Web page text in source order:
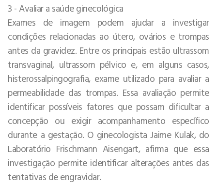
3 - Avaliar a saúde ginecológica
Exames de imagem podem ajudar a investigar
condições relacionadas ao útero, ovários e trompas
antes da gravidez. Entre os principais estão ultrassom
transvaginal, ultrassom pélvico e, em alguns casos,
histerossalpingografia, exame utilizado para avaliar a
permeabilidade das trompas. Essa avaliação permite
identificar possíveis fatores que possam dificultar a
concepção ou exigir acompanhamento específico
durante a gestação. O ginecologista Jaime Kulak, do
Laboratório Frischmann Aisengart, afirma que essa
investigação permite identificar alterações antes das
tentativas de engravidar.